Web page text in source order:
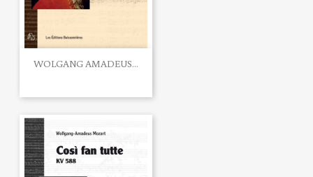
WOLGANG AMADEUS...